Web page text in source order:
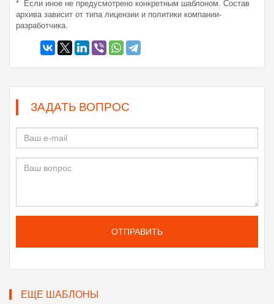
* Если иное не предусмотрено конкретным шаблоном. Состав
архива зависит от типа лицензии и политики компании-
разработчика.
ЗАДАТЬ ВОПРОС
ОТПРАВИТЬ
ЕЩЕ ШАБЛОНЫ